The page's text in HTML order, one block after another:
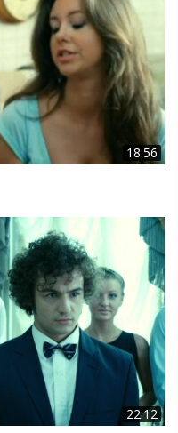
18:56
22:12